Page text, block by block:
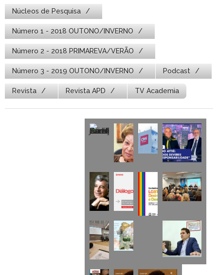
Núcleos de Pesquisa
Número 1 - 2018 OUTONO/INVERNO
Número 2 - 2018 PRIMAREVA/VERÃO
Número 3 - 2019 OUTONO/INVERNO Podcast
Revista Revista APD TV Academia